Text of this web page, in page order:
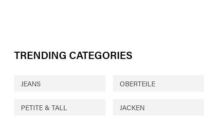
TRENDING CATEGORIES
JEANS OBERTEILE
PETITE & TALL JACKEN